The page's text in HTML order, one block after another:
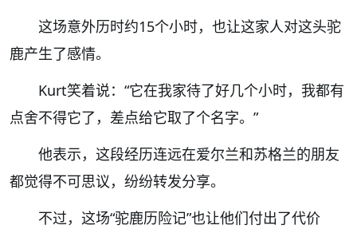
这场意外历时约15个小时，也让这家人对这头驼
鹿产生了感情。
Kurt笑着说：“它在我家待了好几个小时，我都有
点舍不得它了，差点给它取了个名字。”
他表示，这段经历连远在爱尔兰和苏格兰的朋友
都觉得不可思议，纷纷转发分享。
不过，这场“驼鹿历险记”也让他们付出了代价